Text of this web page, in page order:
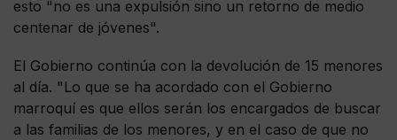
esto "no es una expulsión sino un retorno de medio
centenar de jóvenes".
El Gobierno continúa con la devolución de 15 menores
al día. "Lo que se ha acordado con el Gobierno
marroquí es que ellos serán los encargados de buscar
a las familias de los menores, y en el caso de que no